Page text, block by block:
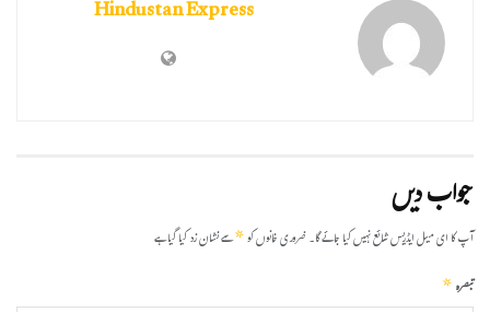
Hindustan Express
جواب دیں
آپ کا ای میل ایڈریس شائع نہیں کیا جائے گا۔ضروری خانوں کو*سے نشان زد کیا گیا ہے
تبصرہ*